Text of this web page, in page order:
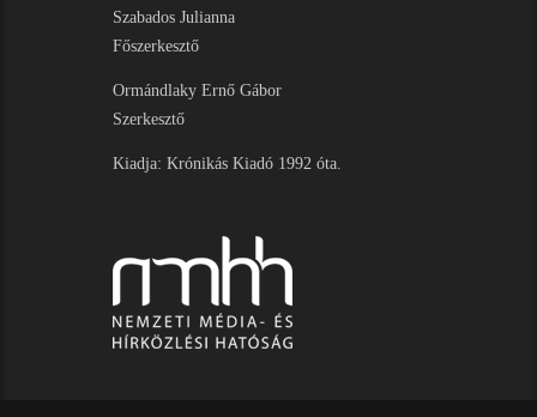
Szabados Julianna
Főszerkesztő
Ormándlaky Ernő Gábor
Szerkesztő
Kiadja: Krónikás Kiadó 1992 óta.